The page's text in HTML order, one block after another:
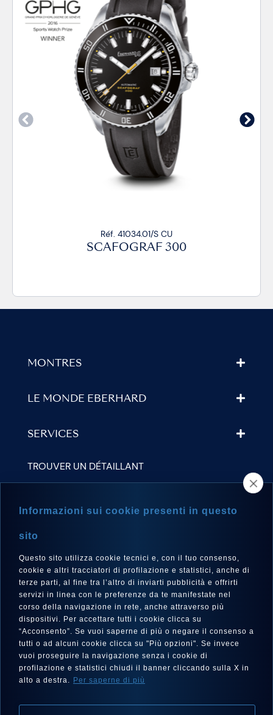
Réf. 41034.01/S CU
SCAFOGRAF 300
MONTRES
LE MONDE EBERHARD
SERVICES
TROUVER UN DÉTAILLANT
Français
SUIVEZ-NOUS SUR
Informazioni sui cookie presenti in questo
sito
Questo sito utilizza cookie tecnici e, con il tuo consenso,
cookie e altri tracciatori di profilazione e statistici, anche di
terze parti, al fine tra l’altro di inviarti pubblicità e offrirti
servizi in linea con le preferenze da te manifestate nel
corso della navigazione in rete, anche attraverso più
dispositivi. Per accettare tutti i cookie clicca su
“Acconsento”. Se vuoi saperne di più o negare il consenso a
tutti o ad alcuni cookie clicca su "Più opzioni". Se invece
vuoi proseguire la navigazione senza i cookie di
profilazione e statistici chiudi il banner cliccando sulla X in
alto a destra. Per saperne di più